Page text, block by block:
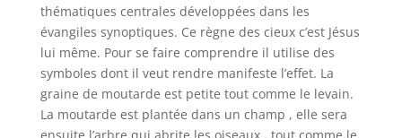
thématiques centrales développées dans les
évangiles synoptiques. Ce règne des cieux c’est Jésus
lui même. Pour se faire comprendre il utilise des
symboles dont il veut rendre manifeste l’effet. La
graine de moutarde est petite tout comme le levain.
La moutarde est plantée dans un champ , elle sera